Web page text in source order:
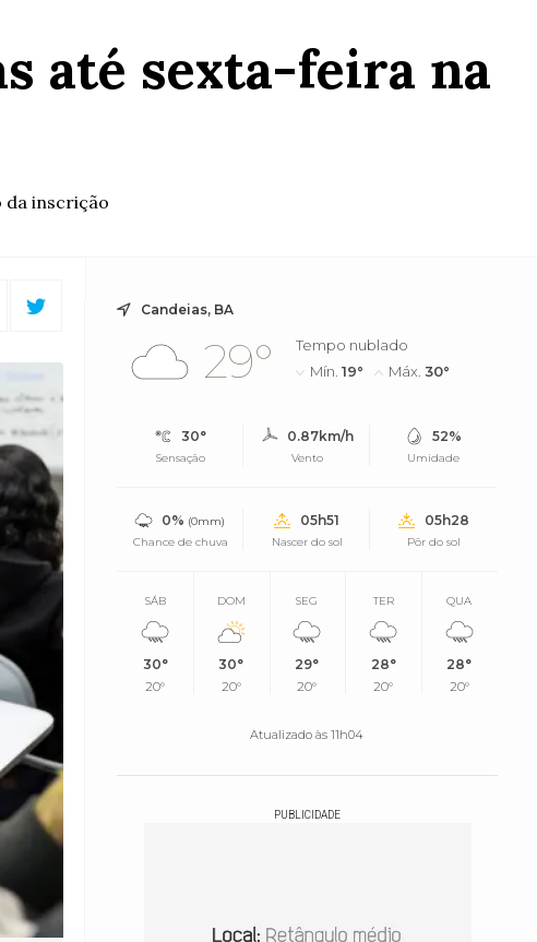
até sexta-feira na
da inscrição
Candeias, BA
29°
Tempo nublado
Mín.19° Máx.30°
30°
Sensação
0.87km/h
Vento
52%
Umidade
0% (0mm)
Chance de chuva
05h51
Nascer do sol
05h28
Pôr do sol
SÁB
30°
20°
DOM
30°
20°
SEG
29°
20°
TER
28°
20°
QUA
28°
20°
Atualizado às 11h04
PUBLICIDADE